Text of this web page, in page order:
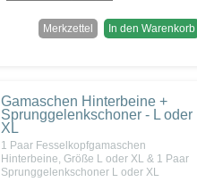
In den Warenkorb
Merkzettel
Gamaschen Hinterbeine +
Sprunggelenkschoner - L oder
XL
1 Paar Fesselkopfgamaschen
Hinterbeine, Größe L oder XL & 1 Paar
Sprunggelenkschoner L oder XL